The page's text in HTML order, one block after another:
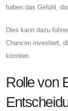
haben das Gefühl,
Dies kann dazu
Chancen investiert,
könnten.
Rolle von